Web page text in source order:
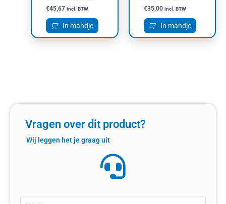
€45,67 incl. BTW
In mandje
€35,00 incl. BTW
In mandje
Vragen over dit product?
Wij leggen het je graag uit